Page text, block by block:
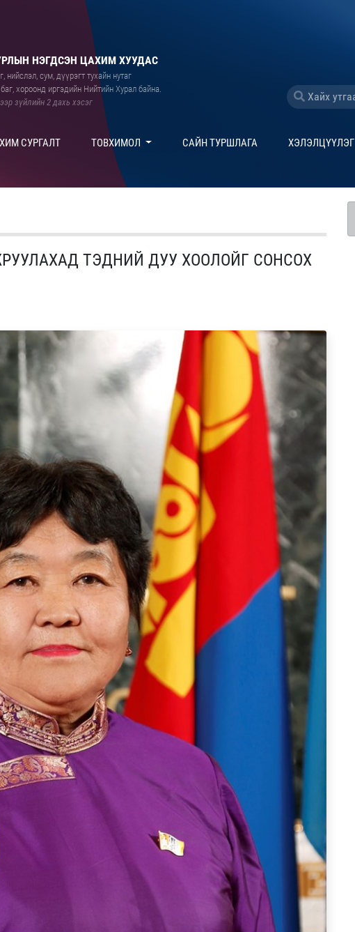
НЭГДСЭН ЦАХИМ ХУУДАС
нийслэл, сум, дүүрэгт тухайн нутаг
хороонд иргэдийн Нийтийн Хурал байна.
зүйлийн 2 дахь хэсэг
СУРГАЛТ ТОВХИМОЛ САЙН ТУРШЛАГА ХЭЛЭЛЦҮҮЛЭГ
ТЭДНИЙ ДУУ ХООЛОЙГ СОНСОХ